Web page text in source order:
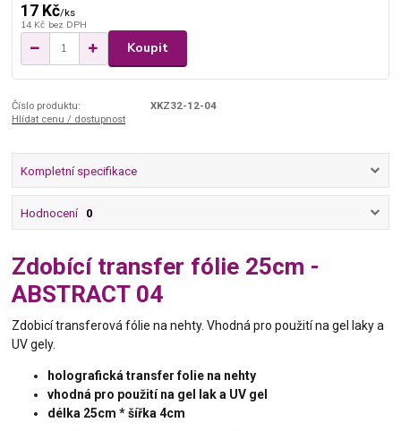
17 Kč/ks
14 Kč bez DPH
Koupit
Číslo produktu:
XKZ32-12-04
Hlídat cenu / dostupnost
Kompletní specifikace
Hodnocení 0
Zdobící transfer fólie 25cm -
ABSTRACT 04
Zdobicí transferová fólie na nehty. Vhodná pro použití na gel laky a
UV gely.
holografická transfer folie na nehty
vhodná pro použití na gel lak a UV gel
délka 25cm * šířka 4cm